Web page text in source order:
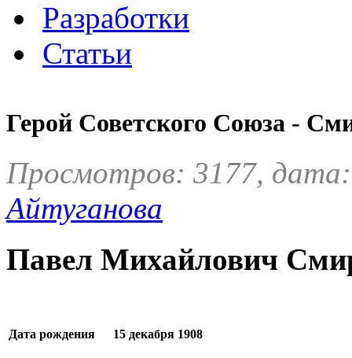
Разработки
Статьи
Герой Советского Союза -
Просмотров: 3177,
Айтуганова
Павел Михайлович
Дата рождения 15 декабря 1908